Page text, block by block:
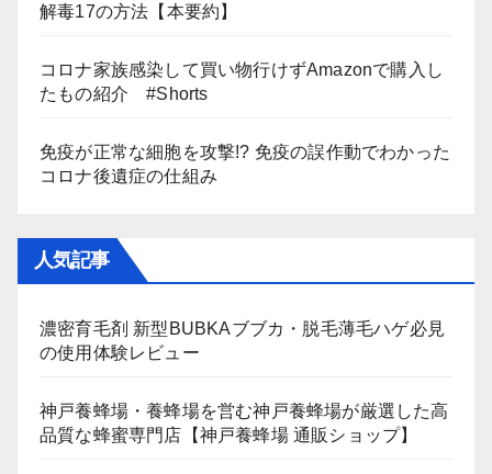
解毒17の方法【本要約】
コロナ家族感染して買い物行けずAmazonで購入し
たもの紹介 #Shorts
免疫が正常な細胞を攻撃!? 免疫の誤作動でわかった
コロナ後遺症の仕組み
人気記事
濃密育毛剤 新型BUBKAブブカ・脱毛薄毛ハゲ必見
の使用体験レビュー
神戸養蜂場・養蜂場を営む神戸養蜂場が厳選した高
品質な蜂蜜専門店【神戸養蜂場 通販ショップ】